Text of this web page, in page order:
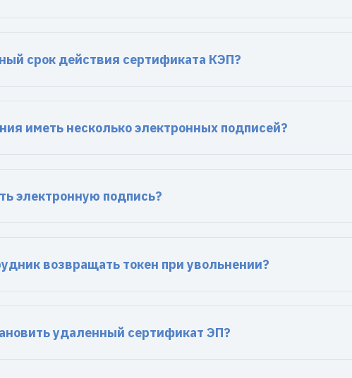
срок действия сертификата КЭП?
иметь несколько электронных подписей?
электронную подпись?
возвращать токен при увольнении?
удаленный сертификат ЭП?